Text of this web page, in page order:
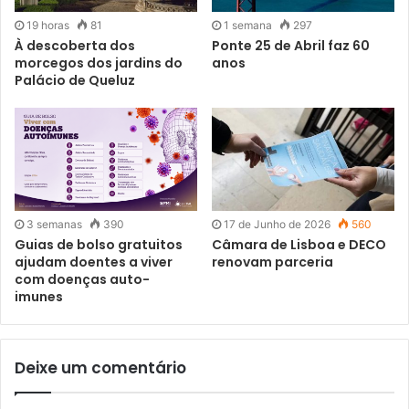
19 horas 81
À descoberta dos
morcegos dos jardins do
Palácio de Queluz
1 semana 297
Ponte 25 de Abril faz 60
anos
3 semanas 390
Guias de bolso gratuitos
ajudam doentes a viver
com doenças auto-
imunes
17 de Junho de 2026 560
Câmara de Lisboa e DECO
renovam parceria
Deixe um comentário